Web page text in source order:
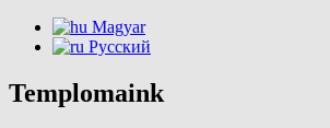
Magyar
Русский
Templomaink